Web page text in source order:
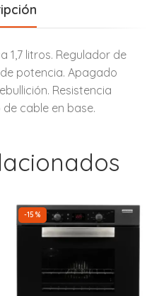
1,7 litros. Regulador de
potencia. Apagado
Resistencia
de cable en base.
-15%